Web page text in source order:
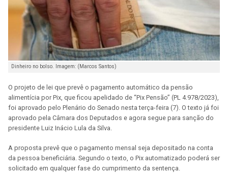
Dinheiro no bolso. Imagem: (Marcos Santos)
O projeto de lei que prevê o pagamento automático da pensão
alimentícia por Pix, que ficou apelidado de “Pix Pensão” (PL 4.978/2023),
foi aprovado pelo Plenário do Senado nesta terça-feira (7). O texto já foi
aprovado pela Câmara dos Deputados e agora segue para sanção do
presidente Luiz Inácio Lula da Silva.
A proposta prevê que o pagamento mensal seja depositado na conta
da pessoa beneficiária. Segundo o texto, o Pix automatizado poderá ser
solicitado em qualquer fase do cumprimento da sentença.